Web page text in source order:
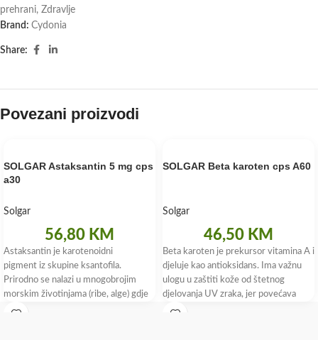
prehrani, Zdravlje
Brand: Cydonia
Share:
Povezani proizvodi
SOLGAR Astaksantin 5 mg cps
a30
Solgar
56,80 KM
Astaksantin je karotenoidni
pigment iz skupine ksantofila.
Prirodno se nalazi u mnogobrojim
morskim životinjama (ribe, alge) gdje
doprinosi njihovoj obojanosti.
SOLGAR Beta karoten cps A60
Solgar
46,50 KM
Beta karoten je prekursor vitamina A i
djeluje kao antioksidans. Ima važnu
ulogu u zaštiti kože od štetnog
djelovanja UV zraka, jer povećava